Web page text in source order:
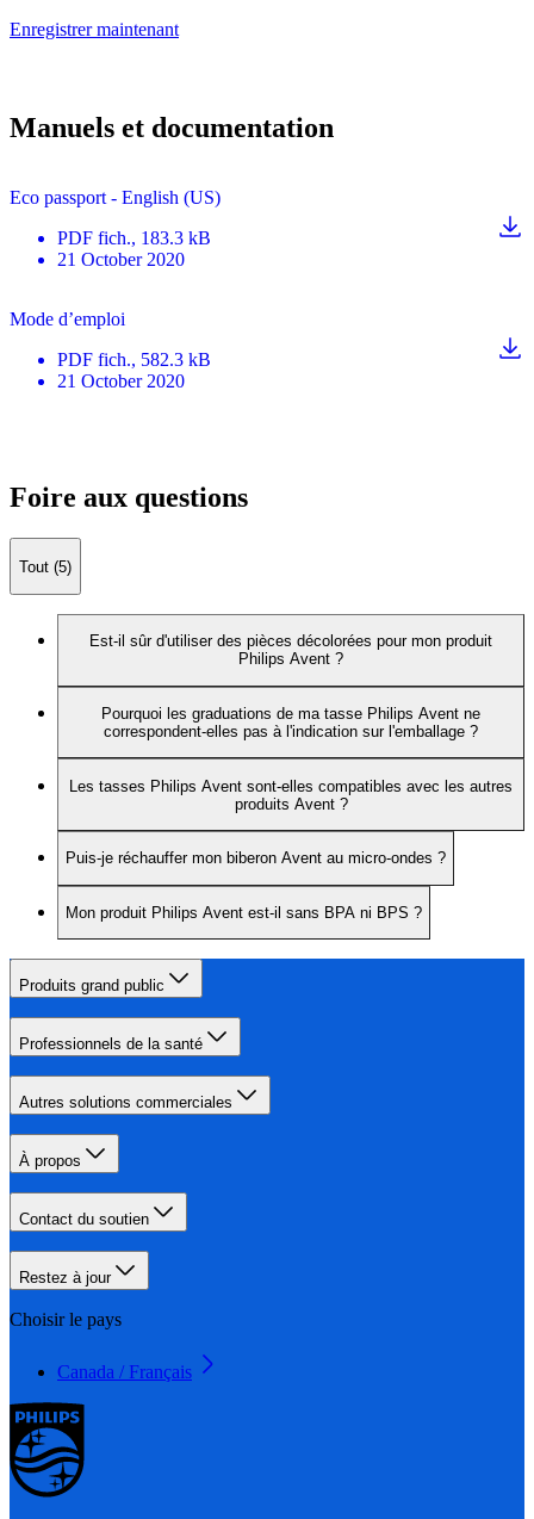
Enregistrer maintenant
Manuels et documentation
Eco passport - English (US)
PDF fich., 183.3 kB
21 October 2020
Mode d’emploi
PDF fich., 582.3 kB
21 October 2020
Foire aux questions
Tout (5)
Est-il sûr d'utiliser des pièces décolorées pour mon produit
Philips Avent ?
Pourquoi les graduations de ma tasse Philips Avent ne
correspondent-elles pas à l'indication sur l'emballage ?
Les tasses Philips Avent sont-elles compatibles avec les autres
produits Avent ?
Puis-je réchauffer mon biberon Avent au micro-ondes ?
Mon produit Philips Avent est-il sans BPA ni BPS ?
Produits grand public
Professionnels de la santé
Autres solutions commerciales
À propos
Contact du soutien
Restez à jour
Choisir le pays
Canada / Français